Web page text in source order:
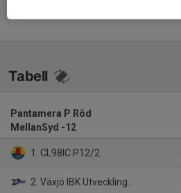
Tabell
Pantamera P Röd
MellanSyd -12
1. CL98IC P12/2
2. Växjö IBK Utveckling P12/2